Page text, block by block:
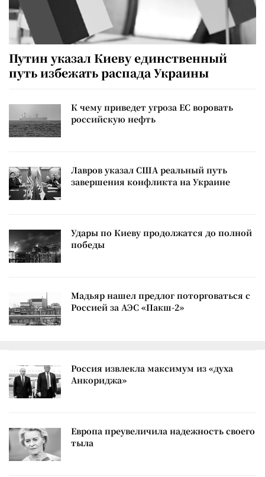
Путин указал Киеву единственный
путь избежать распада Украины
К чему приведет угроза ЕС воровать
российскую нефть
Лавров указал США реальный путь
завершения конфликта на Украине
Удары по Киеву продолжатся до полной
победы
Мадьяр нашел предлог поторговаться с
Россией за АЭС «Пакш-2»
Россия извлекла максимум из «духа
Анкориджа»
Европа преувеличила надежность своего
тыла